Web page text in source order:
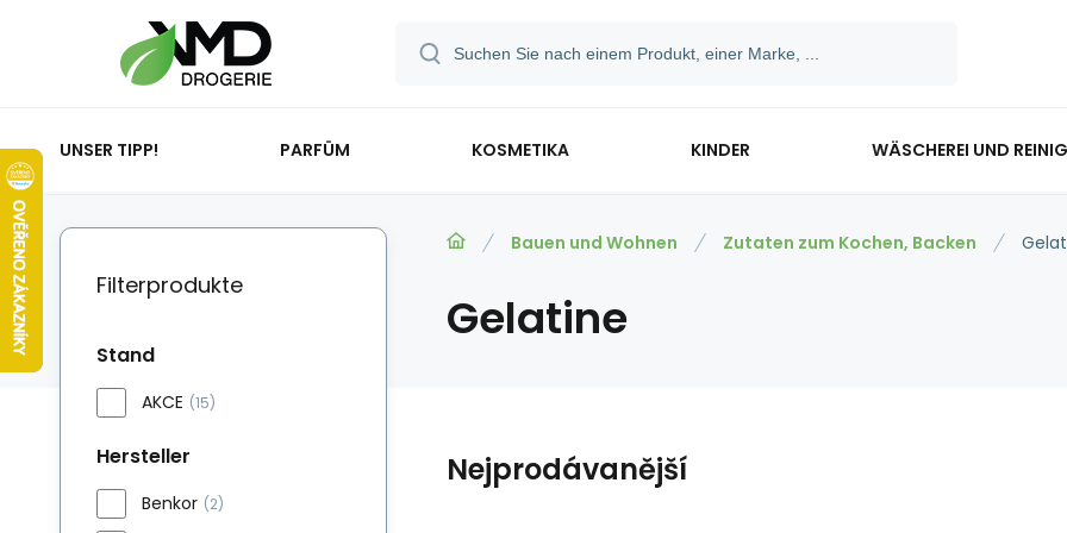
UNSER TIPP! PARFÜM KOSMETIKA KINDER WÄSCHEREI UND
Bauen und Wohnen Zutaten zum Kochen, Backen
Gelatine
Nejprodávanější
Filterprodukte
Stand
AKCE (15)
Hersteller
Benkor (2)